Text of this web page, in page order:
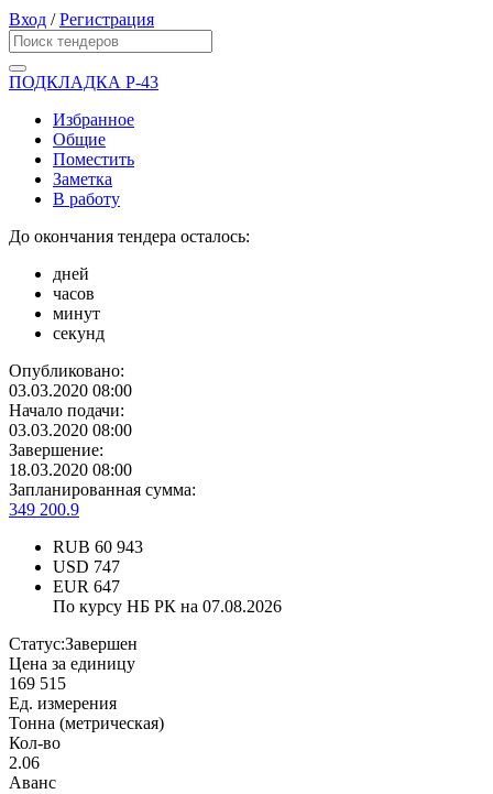
Вход /Регистрация
ПОДКЛАДКА Р-43
Избранное
Общие
Поместить
Заметка
В работу
До окончания тендера осталось:
дней
часов
минут
секунд
Опубликовано:
03.03.2020 08:00
Начало подачи:
03.03.2020 08:00
Завершение:
18.03.2020 08:00
Запланированная сумма:
349 200.9
RUB 60 943
USD 747
EUR 647
По курсу НБ РК на 07.08.2026
Статус:Завершен
Цена за единицу
169 515
Ед. измерения
Тонна (метрическая)
Кол-во
2.06
Аванс